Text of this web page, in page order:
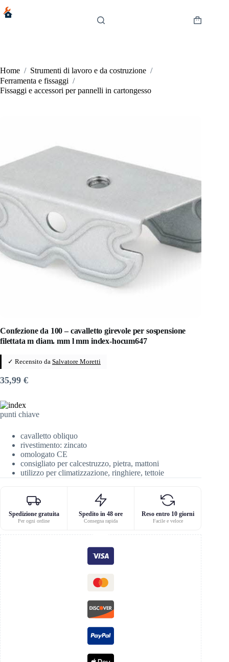
al
Carrello
Home / Strumenti di lavoro e da costruzione /
Ferramenta e fissaggi /
Fissaggi e accessori per pannelli in cartongesso
Confezione da 100 – cavalletto girevole per sospensione
filettata m diam. mm l mm index-hocum647
✓ Recensito da Salvatore Moretti
35,99 €
punti chiave
cavalletto obliquo
rivestimento: zincato
omologato CE
consigliato per calcestruzzo, pietra, mattoni
utilizzo per climatizzazione, ringhiere, tettoie
Spedizione gratuita
Per ogni ordine
Spedito in 48 ore
Consegna rapida
Reso entro 10 giorni
Facile e veloce